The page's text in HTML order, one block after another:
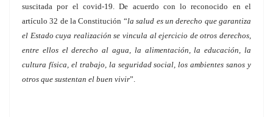
suscitada por el covid-19. De acuerdo con lo reconocido en el
artículo 32 de la Constitución “la salud es un derecho que garantiza
el Estado cuya realización se vincula al ejercicio de otros derechos,
entre ellos el derecho al agua, la alimentación, la educación, la
cultura física, el trabajo, la seguridad social, los ambientes sanos y
otros que sustentan el buen vivir”.